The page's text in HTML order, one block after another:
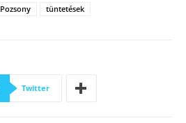
Pozsony tüntetések
Twitter